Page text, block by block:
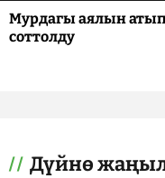
Мурдагы аялын
соттолду
Дүйнө